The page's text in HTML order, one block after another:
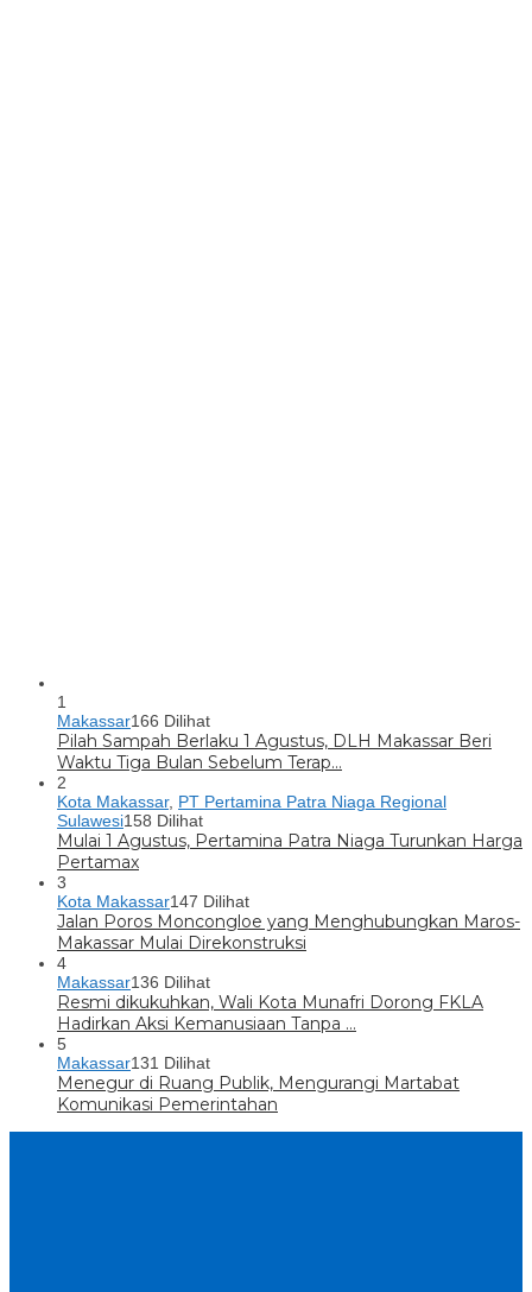
1
Makassar166 Dilihat
Pilah Sampah Berlaku 1 Agustus, DLH Makassar Beri
Waktu Tiga Bulan Sebelum Terap…
2
Kota Makassar, PT Pertamina Patra Niaga Regional
Sulawesi158 Dilihat
Mulai 1 Agustus, Pertamina Patra Niaga Turunkan Harga
Pertamax
3
Kota Makassar147 Dilihat
Jalan Poros Moncongloe yang Menghubungkan Maros-
Makassar Mulai Direkonstruksi
4
Makassar136 Dilihat
Resmi dikukuhkan, Wali Kota Munafri Dorong FKLA
Hadirkan Aksi Kemanusiaan Tanpa …
5
Makassar131 Dilihat
Menegur di Ruang Publik, Mengurangi Martabat
Komunikasi Pemerintahan